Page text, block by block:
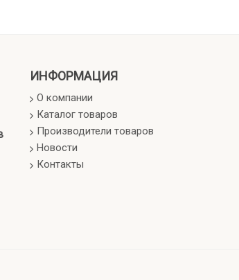
ИНФОРМАЦИЯ
О компании
Каталог товаров
Производители товаров
Новости
Контакты